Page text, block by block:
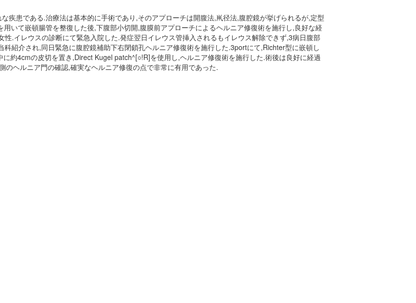
疾患である.治療法は基本的に手術であり,そのアプローチは開腹法,鼡径法,腹腔鏡が挙げられるが,定型
いて嵌頓腸管を整復した後,下腹部小切開,腹膜前アプローチによるヘルニア修復術を施行し,良好な経
.イレウスの診断にて緊急入院した.発症翌日イレウス管挿入されるもイレウス解除できず,3病日腹部
紹介され,同日緊急に腹腔鏡補助下右閉鎖孔ヘルニア修復術を施行した.3portにて,Richter型に嵌頓し
約4cmの皮切を置き,Direct Kugel patch^[○!R]を使用し,ヘルニア修復術を施行した.術後は良好に経過
のヘルニア門の確認,確実なヘルニア修復の点で非常に有用であった.